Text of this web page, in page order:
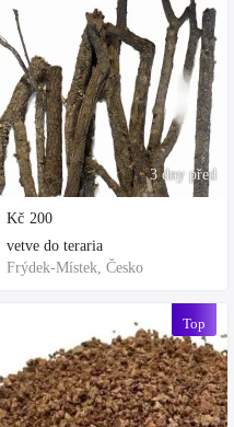
3 dny před
Kč 200
vetve do teraria
Frýdek-Místek, Česko
Top